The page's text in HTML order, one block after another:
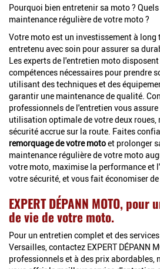
Pourquoi bien entretenir sa moto ?
maintenance régulière de votre moto ?
Votre moto est un investissement à long
entretenu avec soin pour assurer sa
Les experts de l'entretien moto
compétences nécessaires pour prendre
utilisant des techniques et des
garantir une maintenance de qualité.
professionnels de l'entretien vous
utilisation optimale de votre deux roues,
sécurité accrue sur la route. Faites
remorquage de votre motoet prolonger
maintenance régulière de votre moto
votre moto, maximise la performance et
votre sécurité, et vous fait économiser
EXPERT DÉPANN MOTO,
de vie de votre moto.
Pour un entretien complet et des
Versailles, contactez EXPERT DÉPANN
professionnels et à des prix abordables,